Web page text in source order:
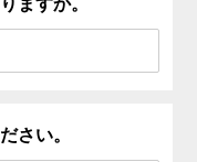
ますか。
さい。